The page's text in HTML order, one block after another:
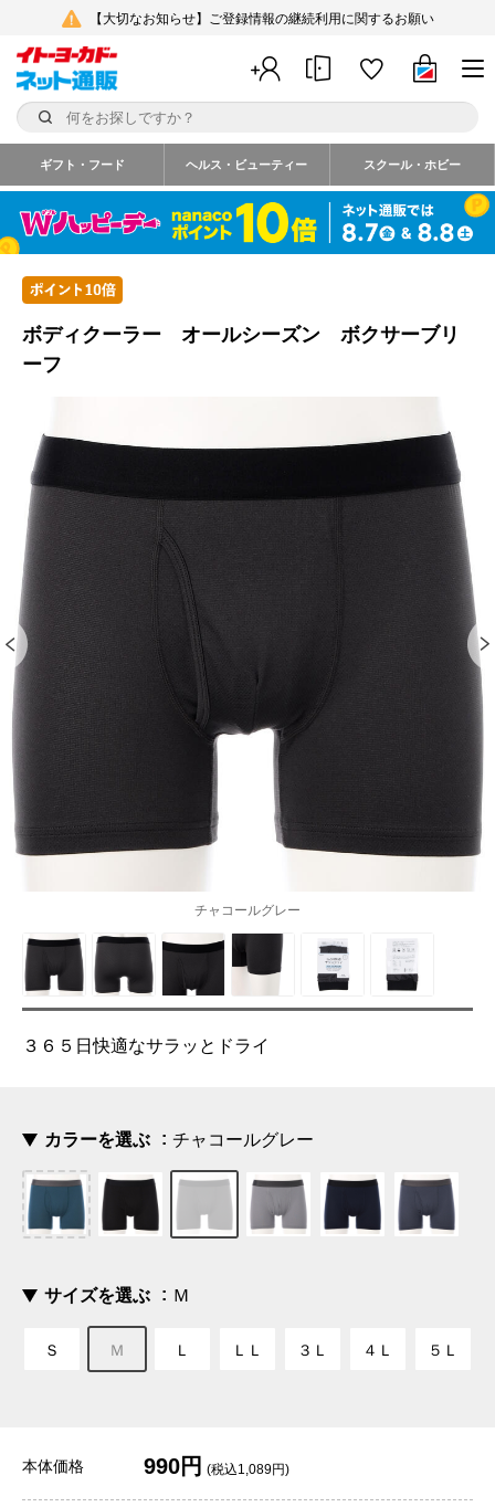
【大切なお知らせ】ご登録情報の継続利用に関するお願い
ギフト・フード ヘルス・ビューティー スクール・ホビー
ボディクーラー オールシーズン ボクサーブリ
ーフ
チャコールグレー
３６５日快適なサラッとドライ
カラーを選ぶ チャコールグレー
サイズを選ぶ Ｍ
Ｓ Ｍ Ｌ ＬＬ ３Ｌ ４Ｌ ５Ｌ
本体価格 990円 (税込1,089円)